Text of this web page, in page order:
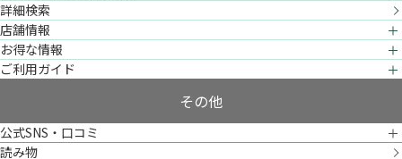
詳細検索
店舗情報
お得な情報
ご利用ガイド
その他
公式SNS・口コミ
読み物